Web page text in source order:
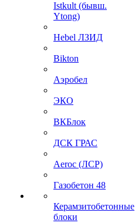
Istkult (бывш.
Ytong)
Hebel ЛЗИД
Bikton
Аэробел
ЭКО
ВКБлок
ДСК ГРАС
Aeroc (ЛСР)
Газобетон 48
Керамзитобетонные
блоки